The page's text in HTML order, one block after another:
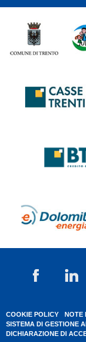
COOKIE POLICY NOTE
SISTEMA DI GESTIONE
DICHIARAZIONE DI